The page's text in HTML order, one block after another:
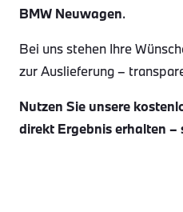
BMW Neuwagen.
Bei uns stehen Ihre
zur Auslieferung –
Nutzen Sie unsere
direkt Ergebnis erhalten